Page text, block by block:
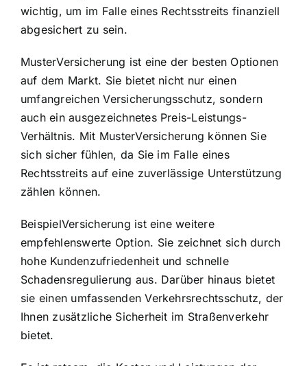
wichtig, um im Falle eines Rechtsstreits finanziell
abgesichert zu sein.
MusterVersicherung ist eine der besten Optionen
auf dem Markt. Sie bietet nicht nur einen
umfangreichen Versicherungsschutz, sondern
auch ein ausgezeichnetes Preis-Leistungs-
Verhältnis. Mit MusterVersicherung können Sie
sich sicher fühlen, da Sie im Falle eines
Rechtsstreits auf eine zuverlässige Unterstützung
zählen können.
BeispielVersicherung ist eine weitere
empfehlenswerte Option. Sie zeichnet sich durch
hohe Kundenzufriedenheit und schnelle
Schadensregulierung aus. Darüber hinaus bietet
sie einen umfassenden Verkehrsrechtsschutz, der
Ihnen zusätzliche Sicherheit im Straßenverkehr
bietet.